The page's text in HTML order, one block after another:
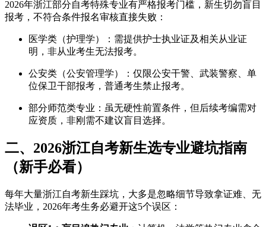
2026年浙江部分自考特殊专业有严格报考门槛，新生切勿盲目
报考，不符合条件报名审核直接失败：
医学类（护理学）：需提供护士执业证及相关从业证
明，非从业考生无法报考。
公安类（公安管理学）：仅限公安干警、武装警察、单
位保卫干部报考，普通考生禁止报考。
部分师范类专业：虽无硬性前置条件，但后续考编需对
应资质，非刚需不建议盲目选择。
二、2026浙江自考新生选专业避坑指南
（新手必看）
每年大量浙江自考新生踩坑，大多是忽略细节导致拿证难、无
法毕业，2026年考生务必避开这5个误区：